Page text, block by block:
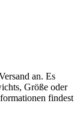
an. Es
Größe oder
findest